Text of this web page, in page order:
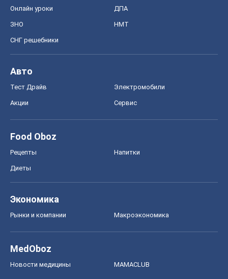
Онлайн уроки ДПА
ЗНО НМТ
СНГ решебники
Авто
Тест Драйв Электромобили
Акции Сервис
Food Oboz
Рецепты Напитки
Диеты
Экономика
Рынки и компании Mакроэкономика
MedOboz
Новости медицины MAMACLUB